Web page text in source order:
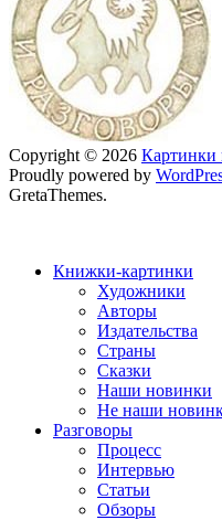
Copyright © 2026 Картинки
Proudly powered by
GretaThemes.
Книжки-картинки
Художники
Авторы
Издательства
Страны
Сказки
Наши новинки
Не наши
Разговоры
Процесс
Интервью
Статьи
Обзоры